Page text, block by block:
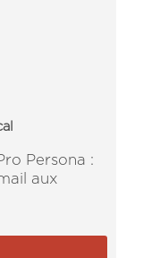
Persona :
aux